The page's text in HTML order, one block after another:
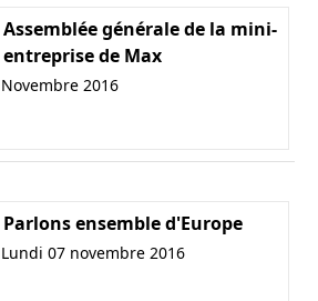
Assemblée générale de la mini-
entreprise de Max
Novembre 2016
Parlons ensemble d'Europe
Lundi 07 novembre 2016